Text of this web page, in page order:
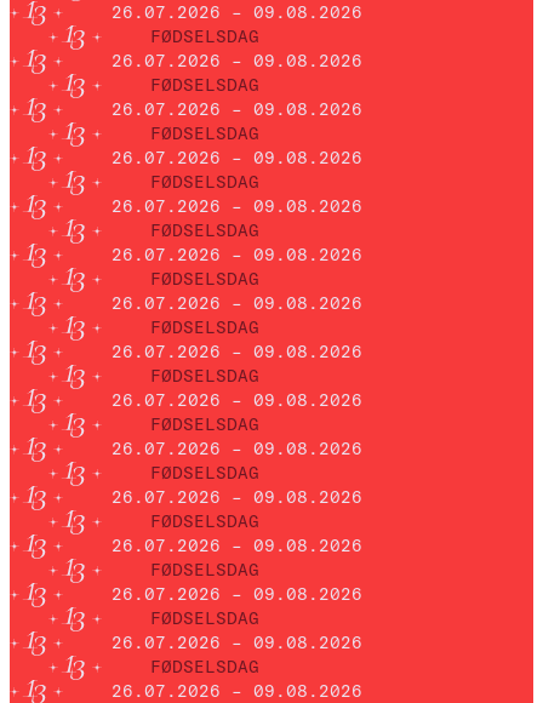
26.07.2026 – 09.08.2026
FØDSELSDAG
26.07.2026 – 09.08.2026
FØDSELSDAG
26.07.2026 – 09.08.2026
FØDSELSDAG
26.07.2026 – 09.08.2026
FØDSELSDAG
26.07.2026 – 09.08.2026
FØDSELSDAG
26.07.2026 – 09.08.2026
FØDSELSDAG
26.07.2026 – 09.08.2026
FØDSELSDAG
26.07.2026 – 09.08.2026
FØDSELSDAG
26.07.2026 – 09.08.2026
FØDSELSDAG
26.07.2026 – 09.08.2026
FØDSELSDAG
26.07.2026 – 09.08.2026
FØDSELSDAG
26.07.2026 – 09.08.2026
FØDSELSDAG
26.07.2026 – 09.08.2026
FØDSELSDAG
26.07.2026 – 09.08.2026
FØDSELSDAG
26.07.2026 – 09.08.2026